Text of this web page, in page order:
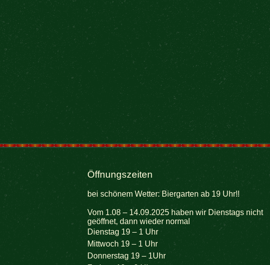
Öffnungszeiten
bei schönem Wetter: Biergarten ab 19 Uhr!!
Vom 1.08 – 14.09.2025 haben wir Dienstags nicht
geöffnet, dann wieder normal
Dienstag 19 – 1 Uhr
Mittwoch 19 – 1 Uhr
Donnerstag 19 – 1Uhr